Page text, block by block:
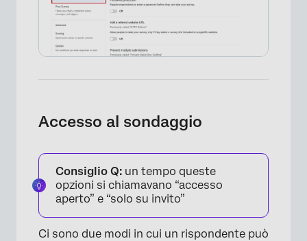
Accesso al sondaggio
Consiglio Q: un tempo queste
opzioni si chiamavano “accesso
aperto” e “solo su invito”
Ci sono due modi in cui un rispondente può